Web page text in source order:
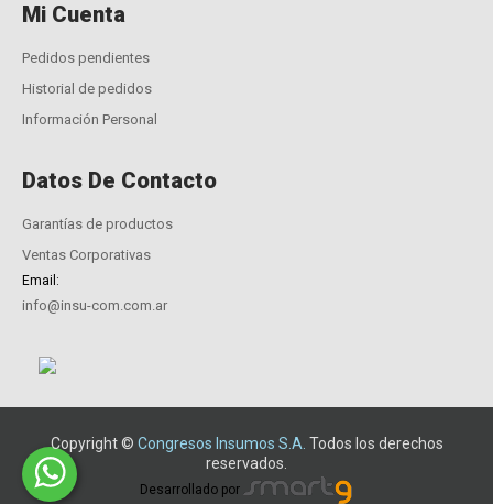
Mi Cuenta
Pedidos pendientes
Historial de pedidos
Información Personal
Datos De Contacto
Garantías de productos
Ventas Corporativas
Email:
info@insu-com.com.ar
Copyright © Congresos Insumos S.A. Todos los derechos
reservados.
Desarrollado por